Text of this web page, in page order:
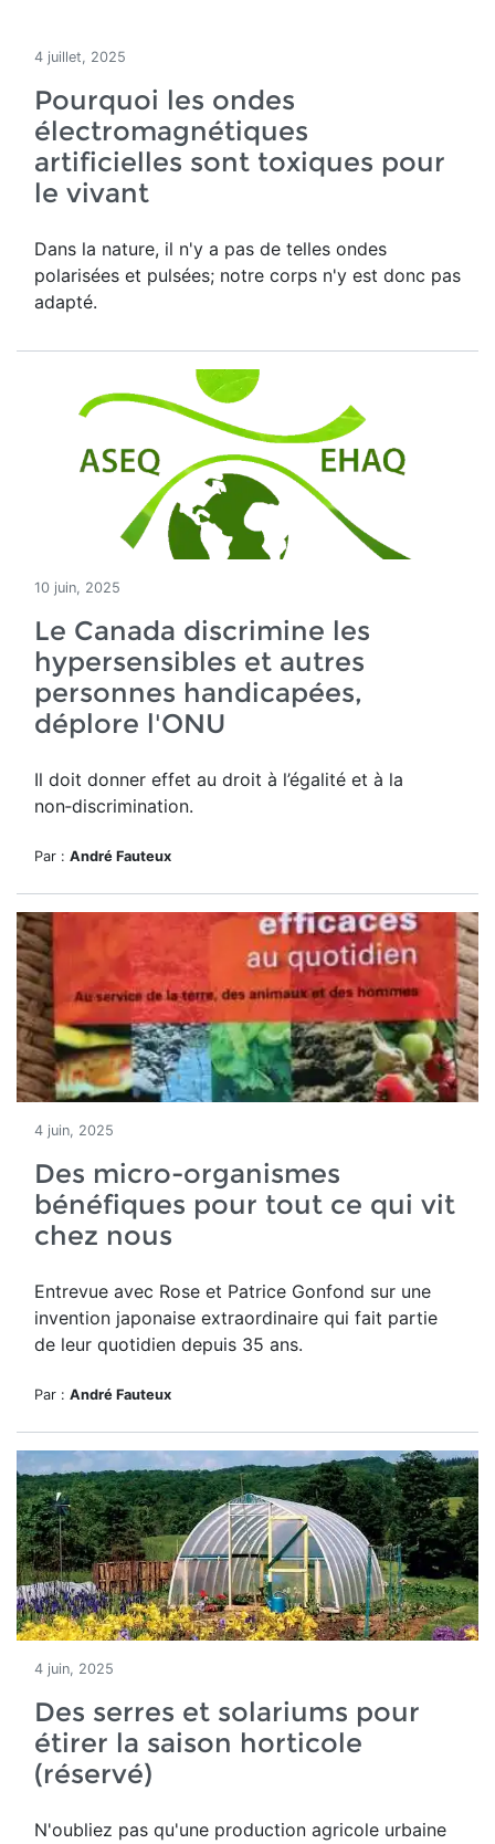
4 juillet, 2025
Pourquoi les ondes
électromagnétiques
artificielles sont toxiques pour
le vivant
Dans la nature, il n'y a pas de telles ondes
polarisées et pulsées; notre corps n'y est donc pas
adapté.
10 juin, 2025
Le Canada discrimine les
hypersensibles et autres
personnes handicapées,
déplore l'ONU
Il doit donner effet au droit à l’égalité et à la
non‑discrimination.
Par : André Fauteux
4 juin, 2025
Des micro-organismes
bénéfiques pour tout ce qui vit
chez nous
Entrevue avec Rose et Patrice Gonfond sur une
invention japonaise extraordinaire qui fait partie
de leur quotidien depuis 35 ans.
Par : André Fauteux
4 juin, 2025
Des serres et solariums pour
étirer la saison horticole
(réservé)
N'oubliez pas qu'une production agricole urbaine